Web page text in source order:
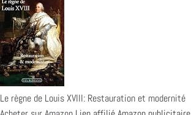
Le règne de Louis XVIII: Restauration et modernité